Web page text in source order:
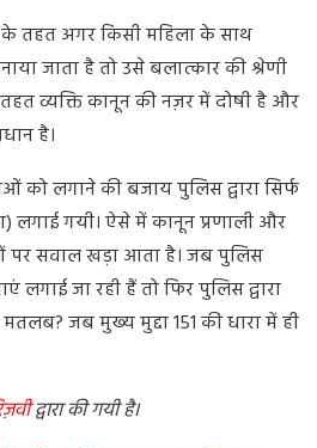
के तहत अगर किसी महिला के साथ
जाता है तो उसे बलात्कार की श्रेणी
व्यक्ति कानून की नज़र में दोषी है और
है।
को लगाने की बजाय पुलिस द्वारा सिर्फ
लगाई गयी। ऐसे में कानून प्रणाली और
पर सवाल खड़ा आता है। जब पुलिस
लगाई जा रही हैं तो फिर पुलिस द्वारा
जब मुख्य मुद्दा 151 की धारा में ही
द्वारा की गयी है।